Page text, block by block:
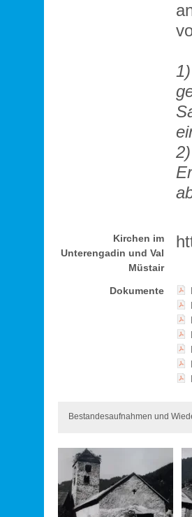
Kirchen im
Unterengadin und Val
Müstair
Dokumente
Bestandesaufnahmen und